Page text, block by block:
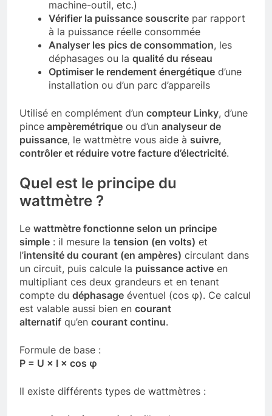
machine-outil, etc.)
Vérifier la puissance souscrite par rapport
à la puissance réelle consommée
Analyser les pics de consommation, les
déphasages ou la qualité du réseau
Optimiser le rendement énergétique d’une
installation ou d’un parc d’appareils
Utilisé en complément d’un compteur Linky, d’une
pince ampèremétrique ou d’un analyseur de
puissance, le wattmètre vous aide à suivre,
contrôler et réduire votre facture d’électricité.
Quel est le principe du
wattmètre ?
Le wattmètre fonctionne selon un principe
simple : il mesure la tension (en volts) et
l’intensité du courant (en ampères) circulant dans
un circuit, puis calcule la puissance active en
multipliant ces deux grandeurs et en tenant
compte du déphasage éventuel (cos φ). Ce calcul
est valable aussi bien en courant
alternatif qu’en courant continu.
Formule de base :
P = U × I × cos φ
Il existe différents types de wattmètres :